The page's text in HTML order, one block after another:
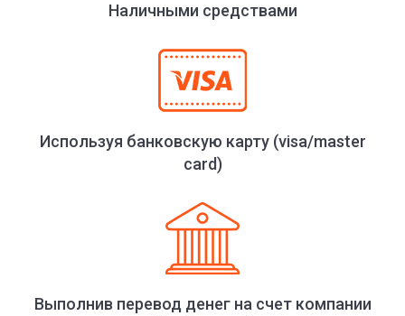
Наличными средствами
Используя банковскую карту (visa/master
card)
Выполнив перевод денег на счет компании